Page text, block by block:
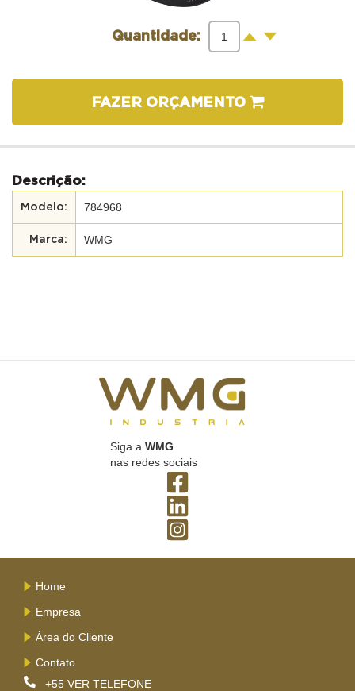
Quantidade: + -
FAZER ORÇAMENTO
Descrição:
784968
WMG
Siga a WMG
nas redes sociais
Home
Empresa
Área do Cliente
Contato
+55 VER TELEFONE